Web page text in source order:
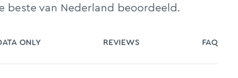
beste van Nederland beoordeeld.
ONLY REVIEWS FAQ